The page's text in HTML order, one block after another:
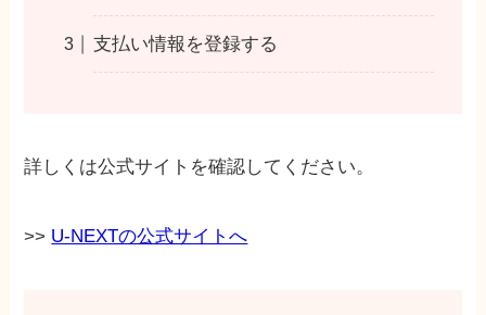
支払い情報を登録する
詳しくは公式サイトを確認してください。
>> U-NEXTの公式サイトへ